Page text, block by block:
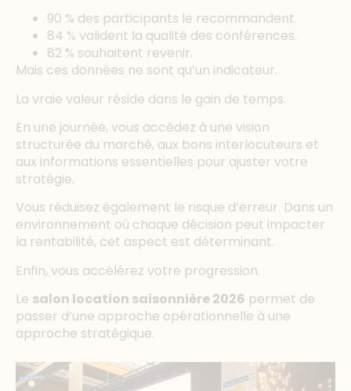
90 % des participants le recommandent.
84 % valident la qualité des conférences.
82 % souhaitent revenir.
Mais ces données ne sont qu’un indicateur.
La vraie valeur réside dans le gain de temps.
En une journée, vous accédez à une vision
structurée du marché, aux bons interlocuteurs et
aux informations essentielles pour ajuster votre
stratégie.
Vous réduisez également le risque d’erreur. Dans un
environnement où chaque décision peut impacter
la rentabilité, cet aspect est déterminant.
Enfin, vous accélérez votre progression.
Le salon location saisonnière 2026 permet de
passer d’une approche opérationnelle à une
approche stratégique.